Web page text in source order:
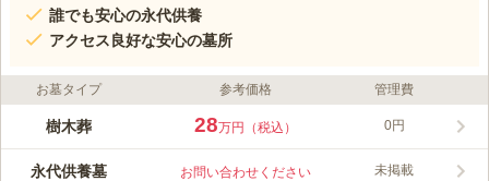
誰でも安心の永代供養
アクセス良好な安心の墓所
お墓タイプ 参考価格 管理費
樹木葬 28万円（税込） 0円
永代供養墓 お問い合わせください 未掲載